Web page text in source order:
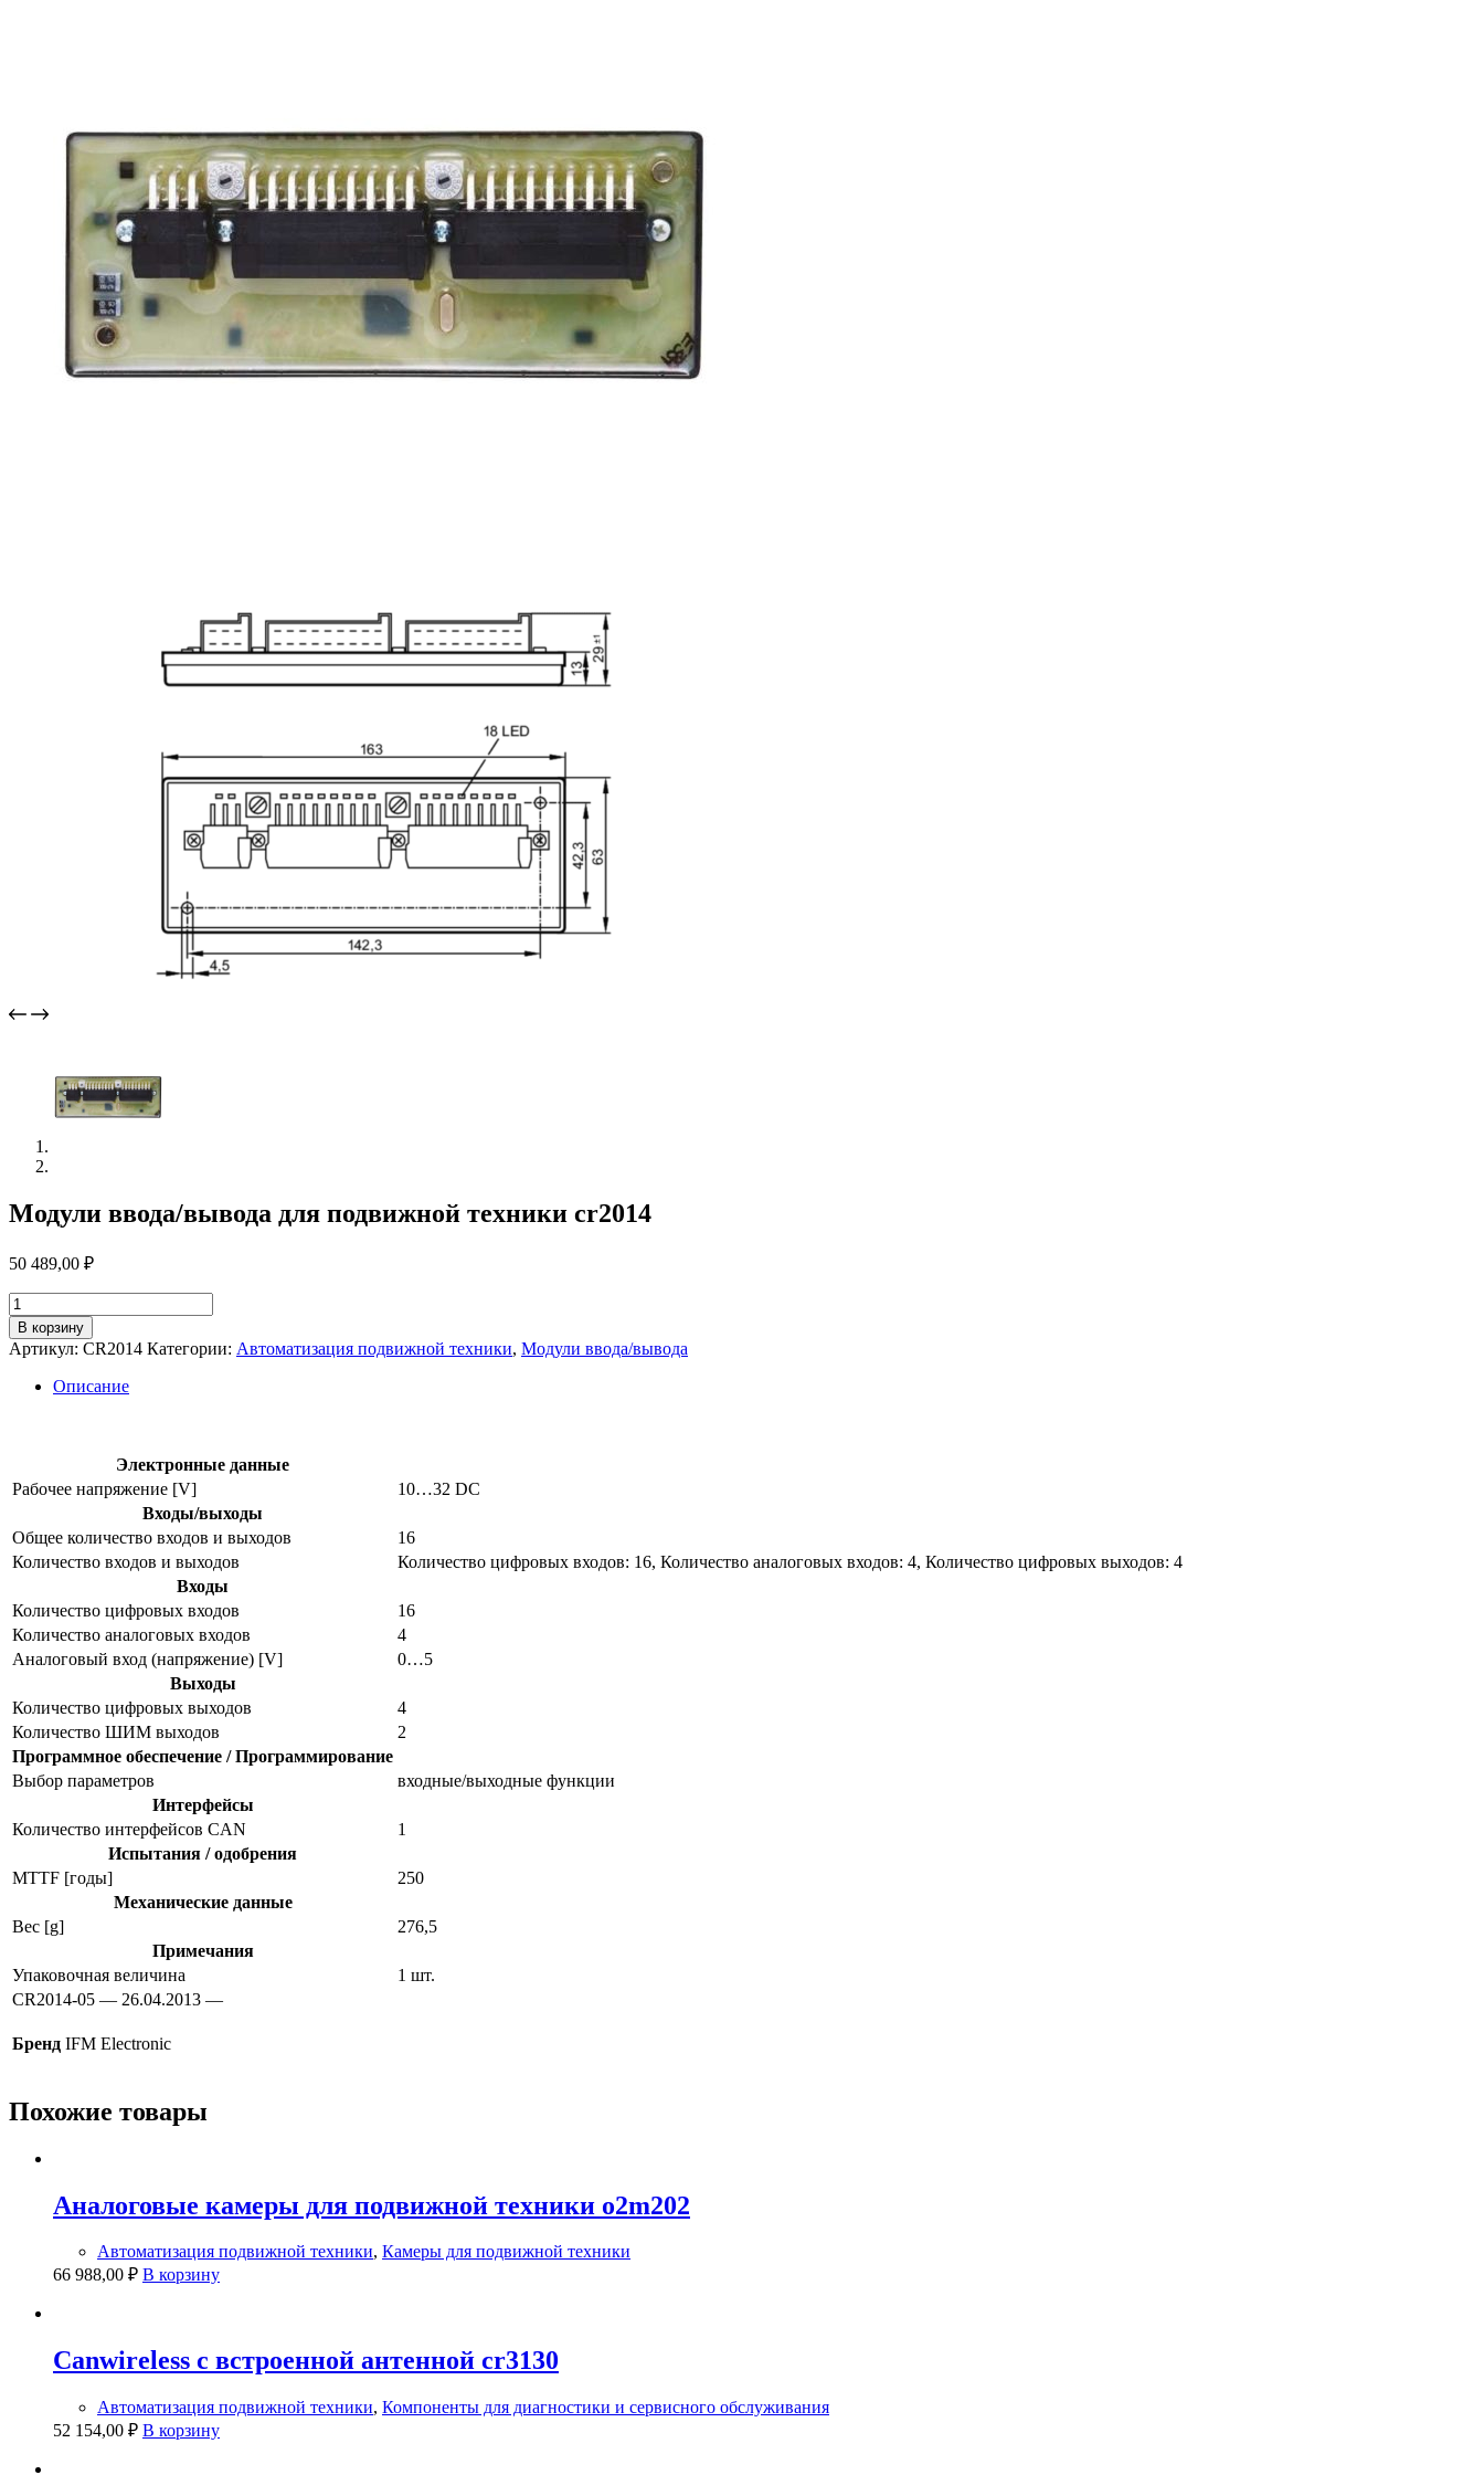
Модули ввода/вывода для подвижной техники cr2014
50 489,00 ₽
Количество
товара
Модули
ввода/
вывода
В корзину
Артикул: CR2014 Категории: Автоматизация подвижной техники, Модули ввода/вывода
Описание
Электронные данные
Рабочее напряжение [V]
10…32 DC
Входы/выходы
Общее количество входов и выходов
16
Количество входов и выходов
Количество цифровых входов: 16, Количество аналоговых входов: 4, Количество цифровых выходов: 4
Входы
Количество цифровых входов
16
Количество аналоговых входов
4
Аналоговый вход (напряжение) [V]
0…5
Выходы
Количество цифровых выходов
4
Количество ШИМ выходов
2
Программное обеспечение / Программирование
Выбор параметров
входные/выходные функции
Интерфейсы
Количество интерфейсов CAN
1
Испытания / одобрения
MTTF [годы]
250
Механические данные
Вес [g]
276,5
Примечания
Упаковочная величина
1 шт.
CR2014-05 — 26.04.2013 —
Бренд IFM Electronic
Похожие товары
Аналоговые камеры для подвижной техники o2m202
Автоматизация подвижной техники, Камеры для подвижной техники
66 988,00 ₽ В корзину
Canwireless с встроенной антенной cr3130
Автоматизация подвижной техники, Компоненты для диагностики и сервисного обслуживания
52 154,00 ₽ В корзину